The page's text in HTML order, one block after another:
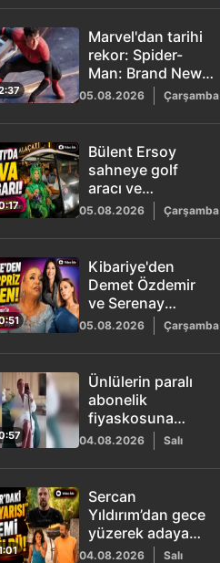
Marvel'dan tarihi
rekor: Spider-
Man: Brand New
Day 1 milyar
dolara en hızlı
ulaşan 2. film
oldu
05.08.2026 Çarşamba
Bülent Ersoy
sahneye golf
aracı ve
öpücüklerle gitti
05.08.2026 Çarşamba
Kibariye'den
Demet Özdemir
ve Serenay
Sarıkaya sürprizi
05.08.2026 Çarşamba
Ünlülerin paralı
abonelik
fiyaskosuna
Gülben Ergen de
katıldı: 'Özel
içerik' videolarına
tepki yağdı
04.08.2026 Salı
Sercan
Yıldırım’dan gece
yüzerek adaya
gelen Beyza
04.08.2026 Salı